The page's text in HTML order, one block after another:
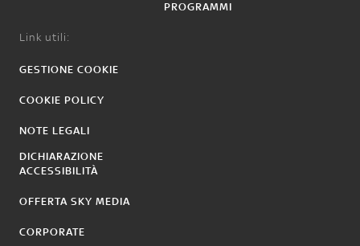
PROGRAMMI
Link utili:
GESTIONE COOKIE
COOKIE POLICY
NOTE LEGALI
DICHIARAZIONE
ACCESSIBILITÀ
OFFERTA SKY MEDIA
CORPORATE